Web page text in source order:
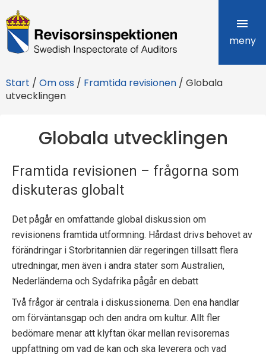
R
e
i
s
n
s
p
e
k
meny
Start / Om oss / Framtida revisionen / Globala
utvecklingen
Globala utvecklingen
Framtida revisionen – frågorna som
diskuteras globalt
Det pågår en omfattande global diskussion om
revisionens framtida utformning. Hårdast drivs behovet av
förändringar i Storbritannien där regeringen tillsatt flera
utredningar, men även i andra stater som Australien,
Nederländerna och Sydafrika pågår en debatt
Två frågor är centrala i diskussionerna. Den ena handlar
om förväntansgap och den andra om kultur. Allt fler
bedömare menar att klyftan ökar mellan revisorernas
uppfattning om vad de kan och ska leverera och vad